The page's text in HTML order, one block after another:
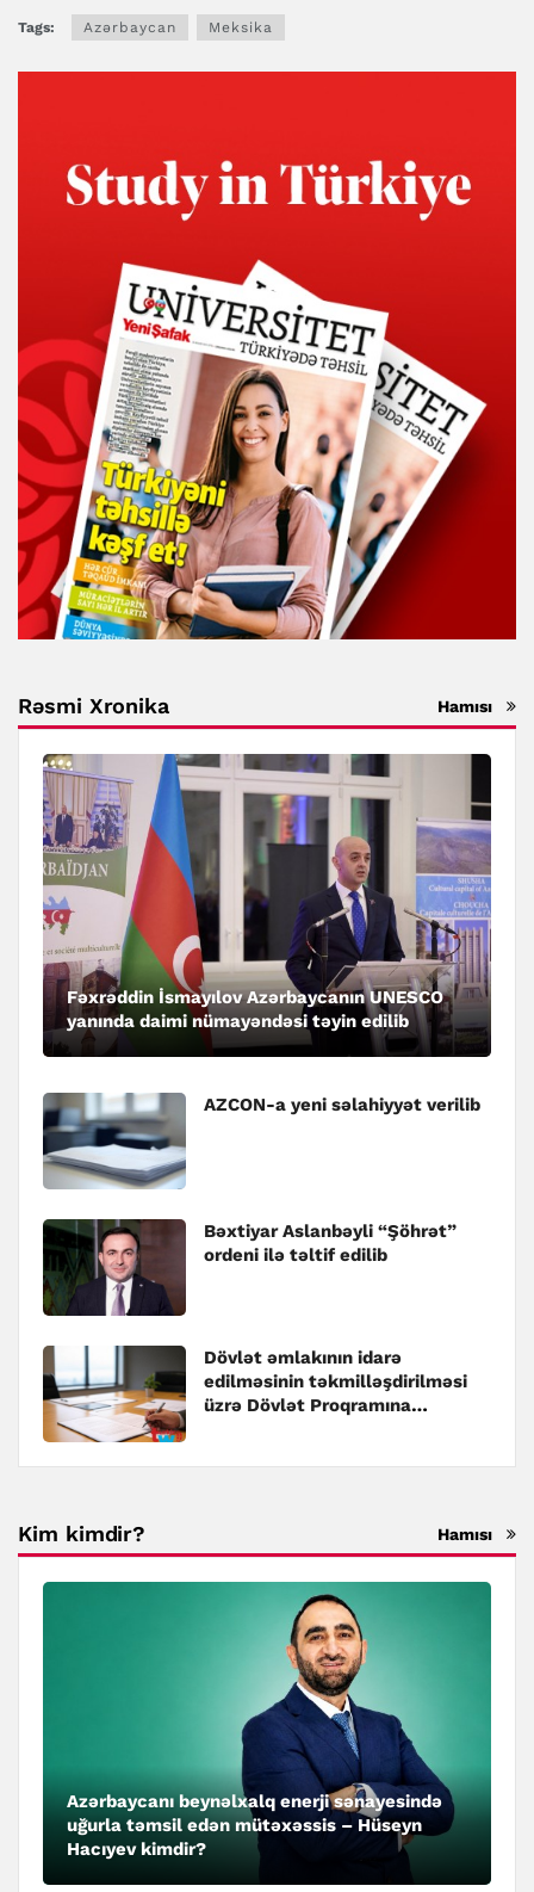
Tags: Azərbaycan Meksika
Rəsmi Xronika Hamısı
Fəxrəddin İsmayılov Azərbaycanın UNESCO
yanında daimi nümayəndəsi təyin edilib
AZCON-a yeni səlahiyyət verilib
Bəxtiyar Aslanbəyli “Şöhrət”
ordeni ilə təltif edilib
Dövlət əmlakının idarə
edilməsinin təkmilləşdirilməsi
üzrə Dövlət Proqramına
Kim kimdir? Hamısı
Azərbaycanı beynəlxalq enerji sənayesində
uğurla təmsil edən mütəxəssis – Hüseyn
Hacıyev kimdir?